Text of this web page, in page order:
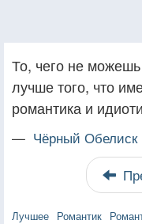
То, чего не можешь
лучше того, что
романтика и
— Чёрный
Лучшее Романтик